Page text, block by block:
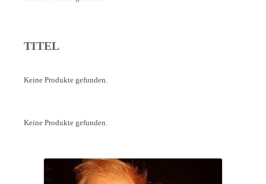
TITEL
Keine Produkte gefunden.
Keine Produkte gefunden.